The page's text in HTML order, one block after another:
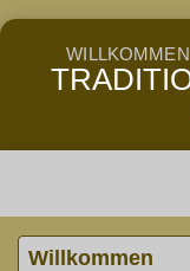
Willkommen